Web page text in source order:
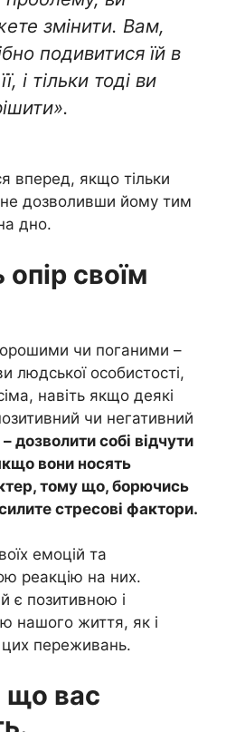
змінити. Вам,
подивитися їй в
і тільки тоді ви
вперед, якщо тільки
не дозволивши йому тим
дно.
своїм
чи поганими –
людської особистості,
навіть якщо деякі
чи негативний
дозволити собі відчути
вони носять
тому що, борючись
стресові фактори.
емоцій та
реакцію на них.
є позитивною і
нашого життя, як і
цих переживань.
що вас